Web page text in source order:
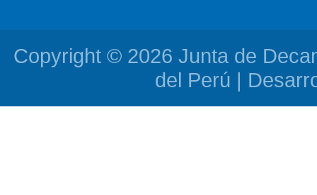
Copyright © 2026 Junta de
del Perú |